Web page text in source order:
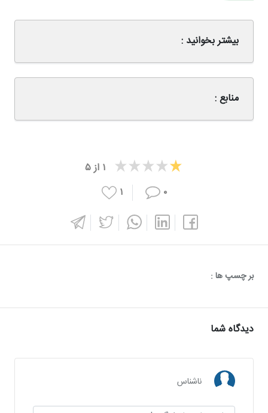
بیشتر بخوانید :
منابع :
۱ از۵
۰
۱
بر چسپ ها :
دیدگاه شما
ناشناس